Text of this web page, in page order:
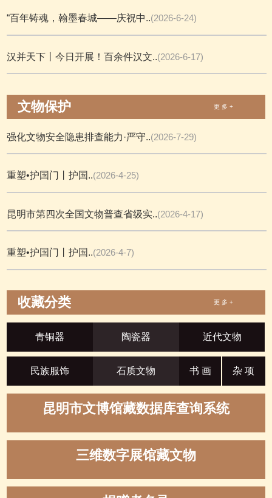
“百年铸魂，翰墨春城——庆祝中..(2026-6-24)
汉并天下丨今日开展！百余件汉文..(2026-6-17)
文物保护 更 多 +
强化文物安全隐患排查能力·严守..(2026-7-29)
重塑•护国门丨护国..(2026-4-25)
昆明市第四次全国文物普查省级实..(2026-4-17)
重塑•护国门丨护国..(2026-4-7)
收藏分类 更 多 +
青铜器 陶瓷器 近代文物
民族服饰 石质文物 书 画 杂 项
昆明市文博馆藏数据库查询系统
三维数字展馆藏文物